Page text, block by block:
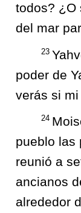
todos? ¿O
del mar
23
poder de
verás si mi
24
pueblo las
reunió a
ancianos
alrededor